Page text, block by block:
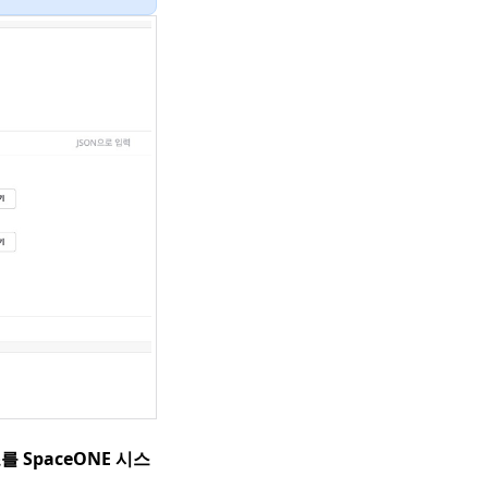
SpaceONE 시스